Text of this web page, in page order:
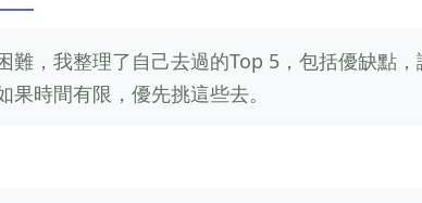
難，我整理了自己去過的Top 5，包括優缺點
時間有限，優先挑這些去。